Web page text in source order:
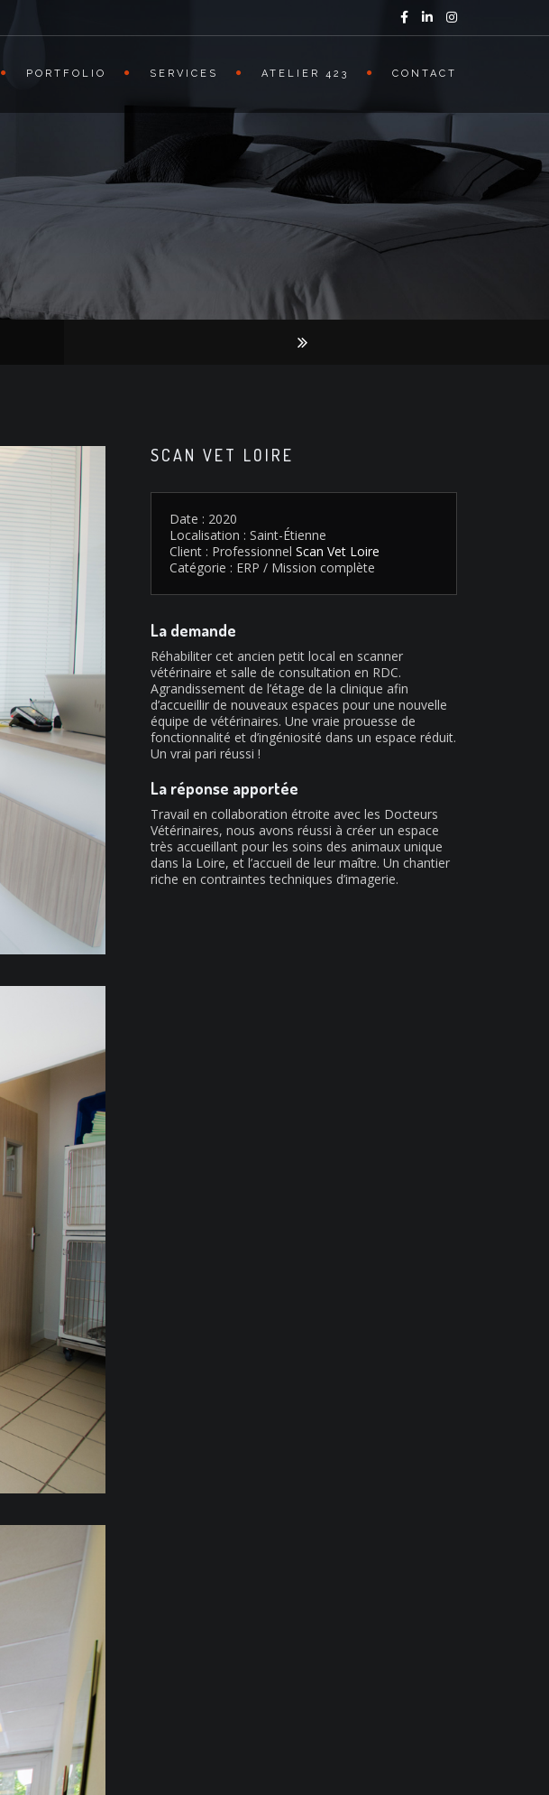
PORTFOLIO SERVICES ATELIER 423 CONTACT
SCAN VET LOIRE
Date : 2020
Localisation : Saint-Étienne
Client : Professionnel Scan Vet Loire
Catégorie : ERP / Mission complète
La demande
Réhabiliter cet ancien petit local en scanner
vétérinaire et salle de consultation en RDC.
Agrandissement de l’étage de la clinique afin
d’accueillir de nouveaux espaces pour une nouvelle
équipe de vétérinaires. Une vraie prouesse de
fonctionnalité et d’ingéniosité dans un espace réduit.
Un vrai pari réussi !
La réponse apportée
Travail en collaboration étroite avec les Docteurs
Vétérinaires, nous avons réussi à créer un espace
très accueillant pour les soins des animaux unique
dans la Loire, et l’accueil de leur maître. Un chantier
riche en contraintes techniques d’imagerie.